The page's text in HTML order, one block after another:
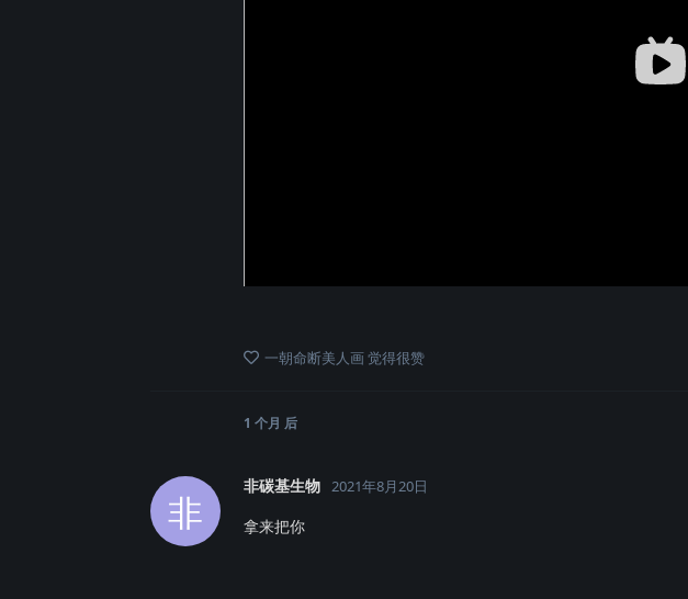
一朝命断美人画觉得很赞
1 个月 后
非
非碳基生物 2021年8月20日
拿来把你